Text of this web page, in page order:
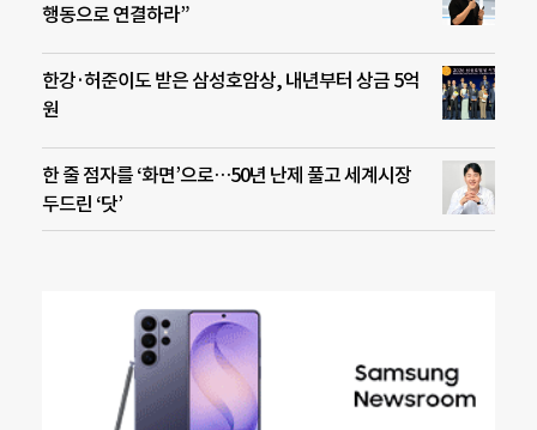
행동으로 연결하라”
한강·허준이도 받은 삼성호암상, 내년부터 상금 5억
원
한 줄 점자를 ‘화면’으로…50년 난제 풀고 세계시장
두드린 ‘닷’